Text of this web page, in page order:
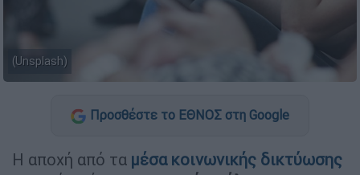
(Unsplash)
Προσθέστε το ΕΘΝΟΣ στη Google
Η αποχή από τα μέσα κοινωνικής δικτύωσης